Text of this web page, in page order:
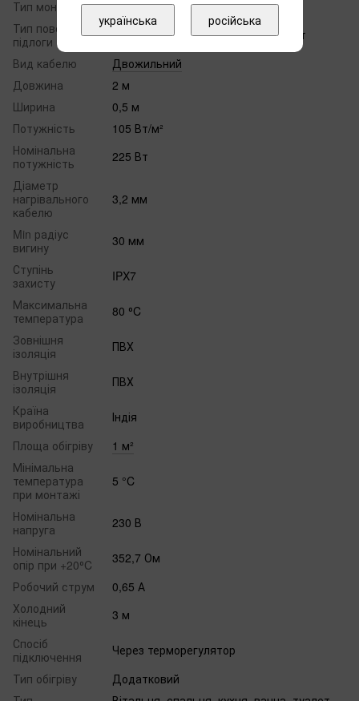
Тип монтажу
У стяжку
Тип поверхні
підлоги
Плитка, килим, ПВХ, пробка, паркет
Вид кабелю
Двожильний
Довжина
2 м
Ширина
0,5 м
Потужність
105 Вт/м²
Номінальна
потужність
225 Вт
Діаметр
нагрівального
кабелю
3,2 мм
Min радіус
вигину
30 мм
Ступінь
захисту
IPX7
Максимальна
температура
80 ⁰C
Зовнішня
ізоляція
ПВХ
Внутрішня
ізоляція
ПВХ
Країна
виробництва
Індія
Площа обігріву
1 м²
Мінімальна
температура
при монтажі
5 °C
Номінальна
напруга
230 В
Номінальний
опір при +20⁰C
352,7 Ом
Робочий струм
0,65 А
Холодний
кінець
3 м
Спосіб
підключення
Через терморегулятор
Тип обігріву
Додатковий
українська російська